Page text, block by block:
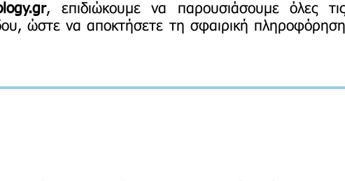
, επιδιώκουμε να παρουσιάσουμε όλες τις
ώστε να αποκτήσετε τη σφαιρική πληροφόρηση